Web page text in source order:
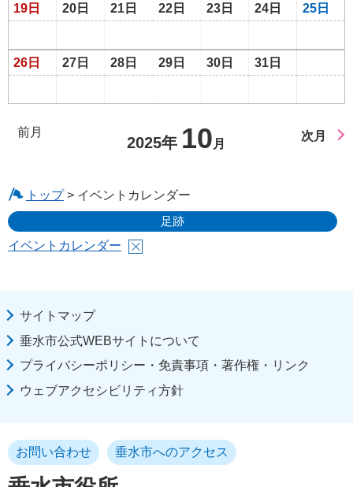
19日 20日 21日 22日 23日 24日 25日
26日 27日 28日 29日 30日 31日
前月
2025年 10 月
次月
トップ> イベントカレンダー
足跡
イベントカレンダー
サイトマップ
垂水市公式WEBサイトについて
プライバシーポリシー・免責事項・著作権・リンク
ウェブアクセシビリティ方針
お問い合わせ 垂水市へのアクセス